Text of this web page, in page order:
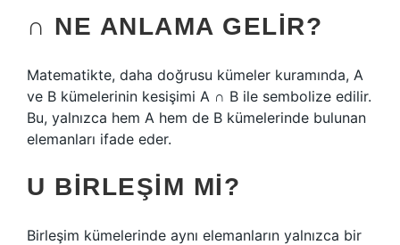
∩ NE ANLAMA GELIR?
Matematikte, daha doğrusu kümeler kuramında, A
ve B kümelerinin kesişimi A ∩ B ile sembolize edilir.
Bu, yalnızca hem A hem de B kümelerinde bulunan
elemanları ifade eder.
U BIRLEŞIM MI?
Birleşim kümelerinde aynı elemanların yalnızca bir